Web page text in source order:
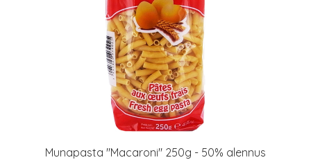
Munapasta "Macaroni" 250g - 50% alennus